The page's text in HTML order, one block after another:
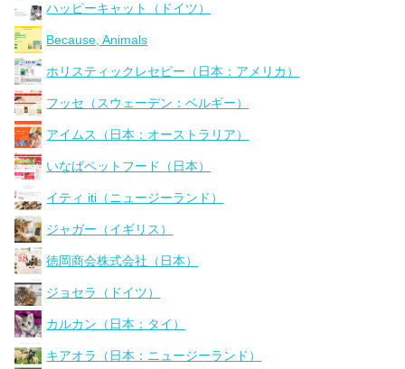
ハッピーキャット（ドイツ）
Because, Animals
ホリスティックレセピー（日本：アメリカ）
フッセ（スウェーデン：ベルギー）
アイムス（日本：オーストラリア）
いなばペットフード（日本）
イティ iti（ニュージーランド）
ジャガー（イギリス）
徳岡商会株式会社（日本）
ジョセラ（ドイツ）
カルカン（日本：タイ）
キアオラ（日本：ニュージーランド）